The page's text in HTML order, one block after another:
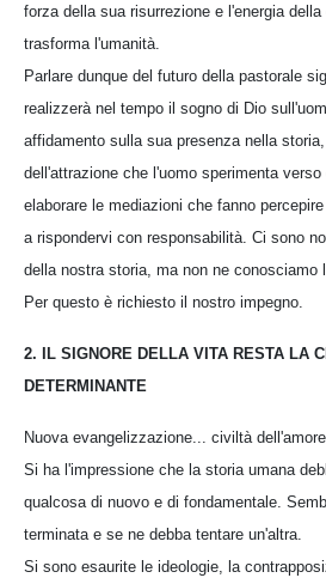
forza della sua risurrezione e l'energia
trasforma l'umanità.
Parlare dunque del futuro della pastorale
realizzerà nel tempo il sogno di Dio
affidamento sulla sua presenza nella
dell'attrazione che l'uomo sperimenta
elaborare le mediazioni che fanno
a rispondervi con responsabilità. Ci sono
della nostra storia, ma non ne conosciamo
Per questo è richiesto il nostro impegno.
2. IL SIGNORE DELLA VITA RESTA LA
DETERMINANTE
Nuova evangelizzazione... civiltà
Si ha l'impressione che la storia umana
qualcosa di nuovo e di fondamentale.
terminata e se ne debba tentare un'altra.
Si sono esaurite le ideologie, la